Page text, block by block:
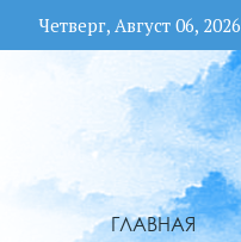
Четверг, Август 06, 2026
ГЛАВНАЯ